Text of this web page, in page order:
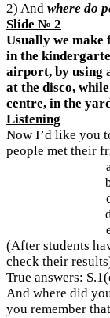
2) And where do
Slide № 2
Usually we
in the
airport, by using
at the disco,
centre, in the
Listening
Now I’d like you
people met their
(After students
check their
True answers:
And where did
you remember